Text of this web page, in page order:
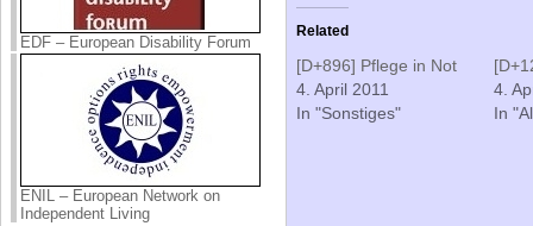
EDF – European Disability Forum
ENIL – European Network on
Independent Living
Related
[D+896] Pflege in Not
4. April 2011
In "Sonstiges"
4.
In